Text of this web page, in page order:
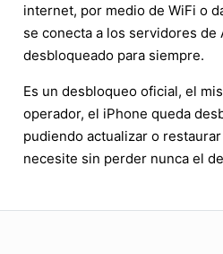
internet, por medio de WiFi o
se conecta a los servidores de
desbloqueado para siempre.
Es un desbloqueo oficial, el
operador, el iPhone queda
pudiendo actualizar o
necesite sin perder nunca el